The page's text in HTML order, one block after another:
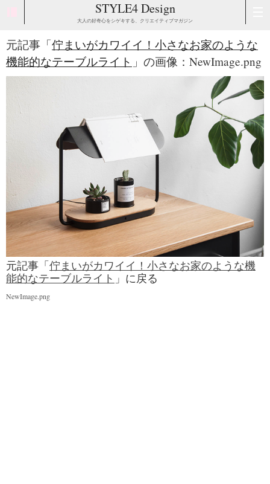
STYLE4 Design
大人の好奇心をシゲキする、クリエイティブマガジン
元記事「佇まいがカワイイ！小さなお家のような
機能的なテーブルライト 」の画像：NewImage.png
元記事「佇まいがカワイイ！小さなお家のような機
能的なテーブルライト 」に戻る
NewImage.png